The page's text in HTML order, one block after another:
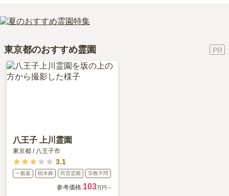
お墓は、価格が高いものがよい、安いものが悪い、という訳ではあ
りません。大切なのは、ご家族が心から納得し、安心してお参りで
分です。
詳しいルートや地図は、本ページの「地図・交通アクセス」欄をご
確認ください。
成覚寺の口コミはまだ投稿されておりません。
口コミはあくまで一つの目安です。資料請求や現地見学を通して、
東京都のおすすめ霊園
八王子 上川霊園
東京都 / 八王子市
3.1
一般墓 樹木葬 民営霊園 宗教不問
参考価格:103万円～